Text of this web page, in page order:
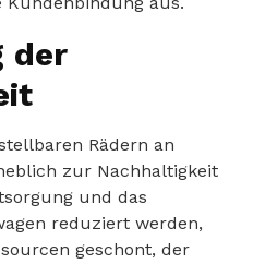
der
Rädern an
zur Nachhaltigkeit
und das
reduziert werden,
geschont, der